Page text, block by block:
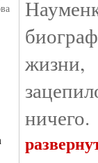
ничего.